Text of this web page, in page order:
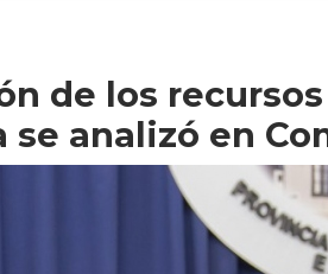
de los
se analizó en